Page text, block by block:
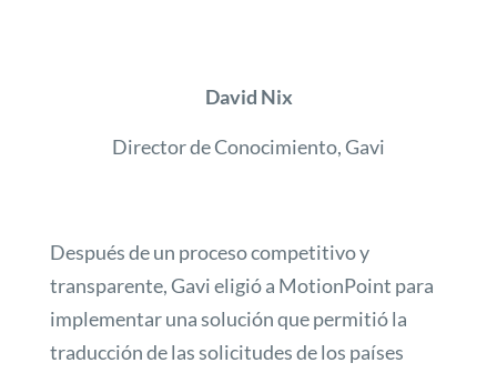
David Nix
Director de Conocimiento, Gavi
Después de un proceso competitivo y
transparente, Gavi eligió a MotionPoint para
implementar una solución que permitió la
traducción de las solicitudes de los países